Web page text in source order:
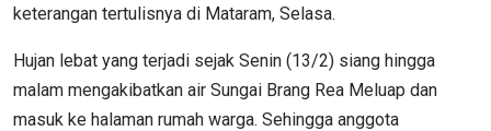
keterangan tertulisnya di Mataram, Selasa.
Hujan lebat yang terjadi sejak Senin (13/2) siang hingga
malam mengakibatkan air Sungai Brang Rea Meluap dan
masuk ke halaman rumah warga. Sehingga anggota